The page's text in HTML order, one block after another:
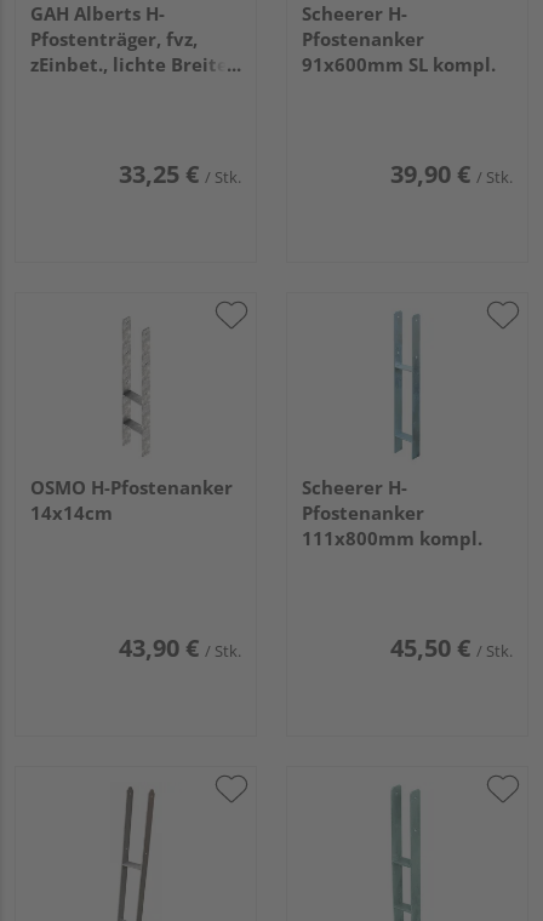
GAH Alberts H-
Pfostenträger, fvz,
zEinbet., lichte Breite
33,25 € / Stk.
Scheerer H-
Pfostenanker
91x600mm SL kompl.
39,90 € / Stk.
OSMO H-Pfostenanker
14x14cm
43,90 € / Stk.
Scheerer H-
Pfostenanker
111x800mm kompl.
45,50 € / Stk.